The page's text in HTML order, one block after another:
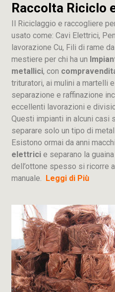
Raccolta Riciclo
Il Riciclaggio e raccogliere
usato come: Cavi Elettrici,
lavorazione Cu, Fili di rame
mestiere per chi ha un
metallici, con
trituratori, ai mulini a martelli
separazione e raffinazione
eccellenti lavorazioni e
Questi impianti in alcuni casi
separare solo un tipo di
Esistono ormai da anni
elettrici e separano la
dell’ottone spesso si ricorre
manuale. Leggi di Più